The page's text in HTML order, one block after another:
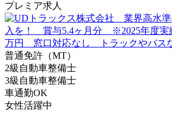
プレミア求人
普通免許（MT）
2級自動車整備士
3級自動車整備士
車通勤OK
女性活躍中